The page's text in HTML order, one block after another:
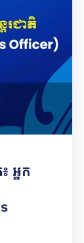
អ្នក